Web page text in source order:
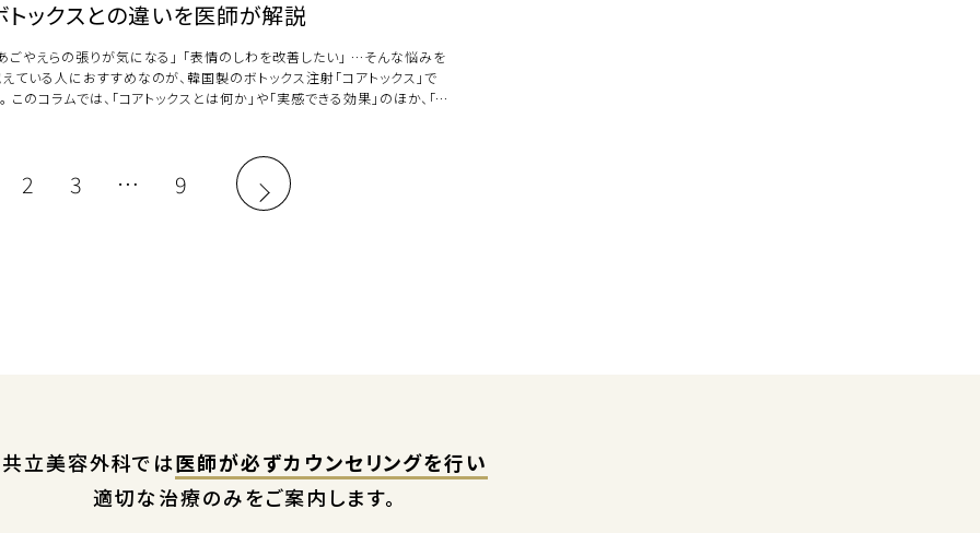
トックスとの違いを医師が解説
ごやえらの張りが気になる」 「表情のしわを改善したい」 …そんな悩みを
ている人におすすめなのが、韓国製のボトックス注射「コアトックス」で
このコラムでは、「コアトックスとは何か」や「実感できる効果」のほか、「
2 3 … 9
共立美容外科では医師が必ずカウンセリングを行い
適切な治療のみをご案内します。